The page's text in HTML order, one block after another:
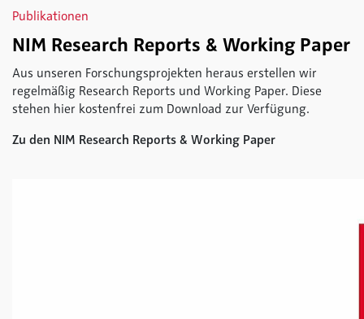
Publikationen
NIM Research Reports & Working Paper
Aus unseren Forschungsprojekten heraus erstellen wir
regelmäßig Research Reports und Working Paper. Diese
stehen hier kostenfrei zum Download zur Verfügung.
Zu den NIM Research Reports & Working Paper